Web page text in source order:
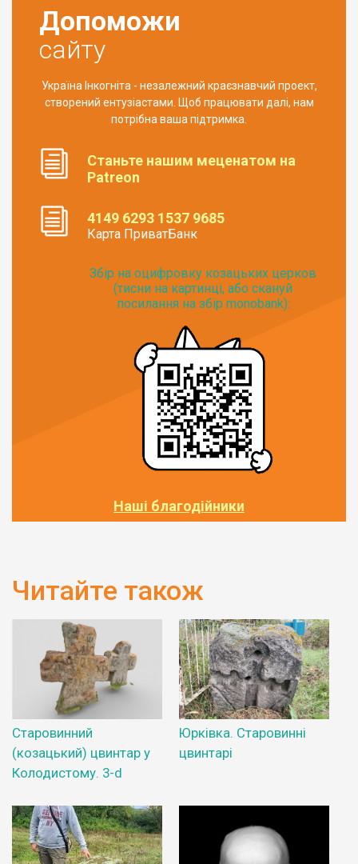
Допоможи
сайту
Україна Інкогніта - незалежний краєзнавчий проект,
створений ентузіастами. Щоб працювати далі, нам
потрібна ваша підтримка.
Станьте нашим меценатом на
Patreon
4149 6293 1537 9685
Карта ПриватБанк
Збір на оцифровку козацьких церков
(тисни на картинці, або скануй
посилання на збір monobank):
Наші благодійники
Читайте також
Старовинний
(козацький) цвинтар у
Колодистому. 3-d
Юрківка. Старовинні
цвинтарі